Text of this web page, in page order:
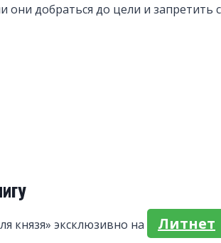
они добраться до цели и запретить
князя» эксклюзивно на Литнет